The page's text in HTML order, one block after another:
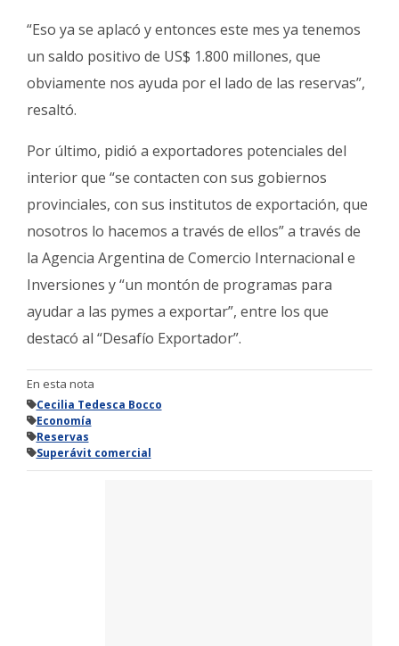
“Eso ya se aplacó y entonces este mes ya tenemos
un saldo positivo de US$ 1.800 millones, que
obviamente nos ayuda por el lado de las reservas”,
resaltó.
Por último, pidió a exportadores potenciales del
interior que “se contacten con sus gobiernos
provinciales, con sus institutos de exportación, que
nosotros lo hacemos a través de ellos” a través de
la Agencia Argentina de Comercio Internacional e
Inversiones y “un montón de programas para
ayudar a las pymes a exportar”, entre los que
destacó al “Desafío Exportador”.
En esta nota
Cecilia Tedesca Bocco
Economía
Reservas
Superávit comercial